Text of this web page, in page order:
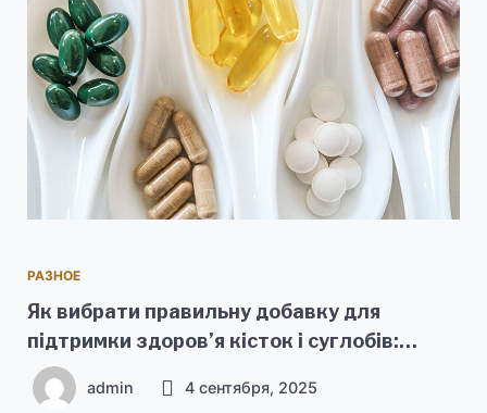
РАЗНОЕ
Як вибрати правильну добавку для
підтримки здоров’я кісток і суглобів:
Порівняння різних варіантів
admin 4 сентября, 2025